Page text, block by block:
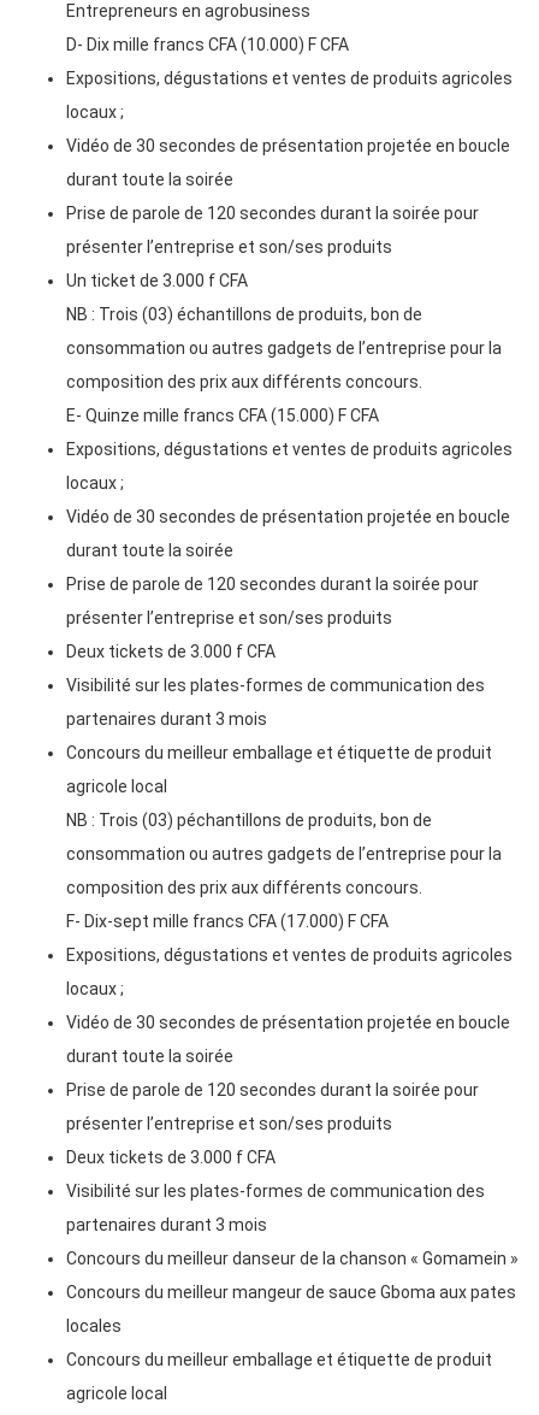
Entrepreneurs en agrobusiness
D- Dix mille francs CFA (10.000) F CFA
Expositions, dégustations et ventes de produits agricoles
locaux ;
Vidéo de 30 secondes de présentation projetée en boucle
durant toute la soirée
Prise de parole de 120 secondes durant la soirée pour
présenter l’entreprise et son/ses produits
Un ticket de 3.000 f CFA
NB : Trois (03) échantillons de produits, bon de
consommation ou autres gadgets de l’entreprise pour la
composition des prix aux différents concours.
E- Quinze mille francs CFA (15.000) F CFA
Expositions, dégustations et ventes de produits agricoles
locaux ;
Vidéo de 30 secondes de présentation projetée en boucle
durant toute la soirée
Prise de parole de 120 secondes durant la soirée pour
présenter l’entreprise et son/ses produits
Deux tickets de 3.000 f CFA
Visibilité sur les plates-formes de communication des
partenaires durant 3 mois
Concours du meilleur emballage et étiquette de produit
agricole local
NB : Trois (03) péchantillons de produits, bon de
consommation ou autres gadgets de l’entreprise pour la
composition des prix aux différents concours.
F- Dix-sept mille francs CFA (17.000) F CFA
Expositions, dégustations et ventes de produits agricoles
locaux ;
Vidéo de 30 secondes de présentation projetée en boucle
durant toute la soirée
Prise de parole de 120 secondes durant la soirée pour
présenter l’entreprise et son/ses produits
Deux tickets de 3.000 f CFA
Visibilité sur les plates-formes de communication des
partenaires durant 3 mois
Concours du meilleur danseur de la chanson « Gomamein »
Concours du meilleur mangeur de sauce Gboma aux pates
locales
Concours du meilleur emballage et étiquette de produit
agricole local